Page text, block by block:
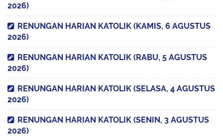
2026)
RENUNGAN HARIAN KATOLIK (KAMIS, 6 AGUSTUS
2026)
RENUNGAN HARIAN KATOLIK (RABU, 5 AGUSTUS
2026)
RENUNGAN HARIAN KATOLIK (SELASA, 4 AGUSTUS
2026)
RENUNGAN HARIAN KATOLIK (SENIN, 3 AGUSTUS
2026)